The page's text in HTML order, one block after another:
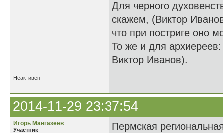
Для черного
скажем, (Виктор
что при постриге оно
То же и для
Виктор Иванов).
Неактивен
2014-11-29 23:37:54
Игорь Мангазеев
Участник
Пермская